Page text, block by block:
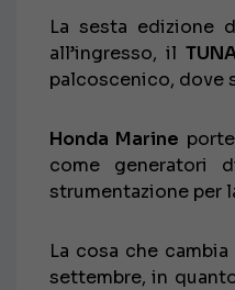
La sesta edizione
all’ingresso, il
palcoscenico, dove
Honda Marine
come generatori
strumentazione per
La cosa che
settembre, in